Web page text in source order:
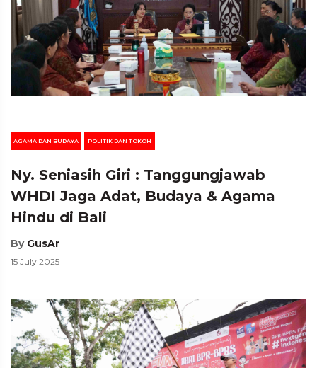
AGAMA DAN BUDAYA POLITIK DAN TOKOH
Ny. Seniasih Giri : Tanggungjawab
WHDI Jaga Adat, Budaya & Agama
Hindu di Bali
By GusAr
15 July 2025